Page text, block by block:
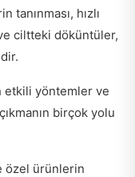
hızlı
ciltteki döküntüler,
etkili yöntemler ve
birçok yolu
özel ürünlerin